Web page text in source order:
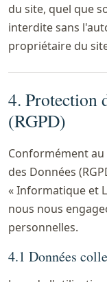
du site, quel que
interdite sans
propriétaire du
4. Protection
(RGPD)
Conformément
des Données
« Informatique et
nous nous
personnelles.
4.1 Données